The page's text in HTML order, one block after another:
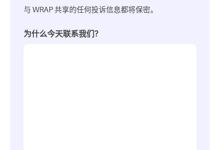
与 WRAP 共享的任何投诉信息都将保密。
为什么今天联系我们？